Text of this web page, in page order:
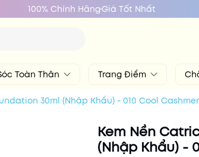
100% Chính HãngGiá Tốt Nhất
Toàn Thân Trang Điểm
30ml (Nhập Khẩu) - 010 Cool
Kem Nền
(Nhập Khẩu) -